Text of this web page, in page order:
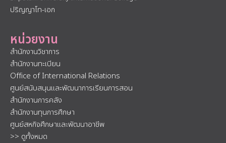
ปริญญาโท-เอก
หน่วยงาน
สำนักงานวิชาการ
สำนักงานทะเบียน
Office of International Relations
ศูนย์สนับสนุนและพัฒนาการเรียนการสอน
สำนักงานการคลัง
สำนักงานทุนการศึกษา
ศูนย์สหกิจศึกษาและพัฒนาอาชีพ
>> ดูทั้งหมด